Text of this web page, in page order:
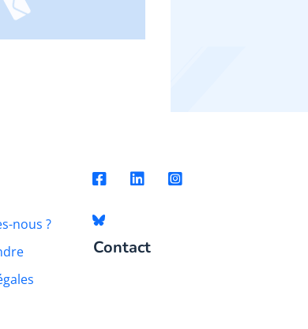
nous ?
Contact